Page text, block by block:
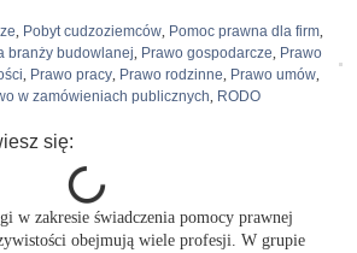
, Pobyt cudzoziemców, Pomoc prawna dla firm,
branży budowlanej, Prawo gospodarcze, Prawo
, Prawo pracy, Prawo rodzinne, Prawo umów,
w zamówieniach publicznych, RODO
się:
w zakresie świadczenia pomocy prawnej
obejmują wiele profesji. W grupie